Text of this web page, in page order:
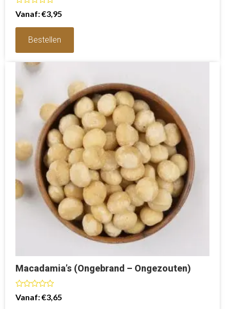
Waardering
0
Vanaf:€3,95
Bestellen
Macadamia’s (Ongebrand – Ongezouten)
Waardering
0
Vanaf:€3,65